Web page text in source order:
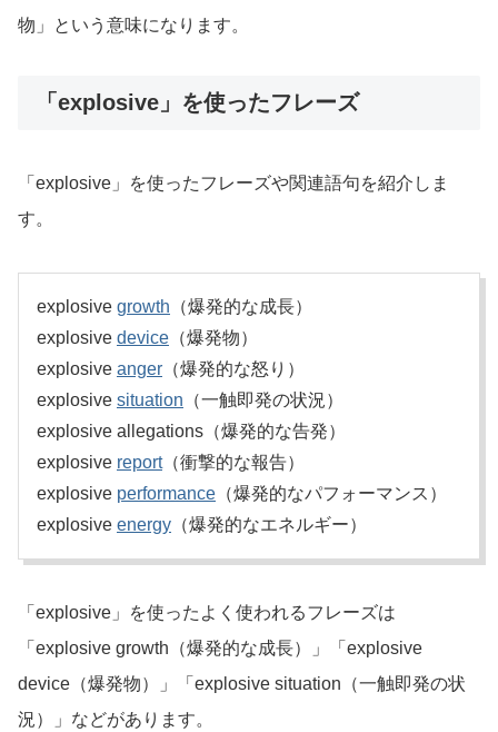
物」という意味になります。
「explosive」を使ったフレーズ
「explosive」を使ったフレーズや関連語句を紹介しま
す。
explosive growth （爆発的な成長）
explosive device （爆発物）
explosive anger （爆発的な怒り）
explosive situation （一触即発の状況）
explosive allegations（爆発的な告発）
explosive report（衝撃的な報告）
explosive performance （爆発的なパフォーマンス）
explosive energy （爆発的なエネルギー）
「explosive」を使ったよく使われるフレーズは
「explosive growth（爆発的な成長）」「explosive
device（爆発物）」「explosive situation（一触即発の状
況）」などがあります。